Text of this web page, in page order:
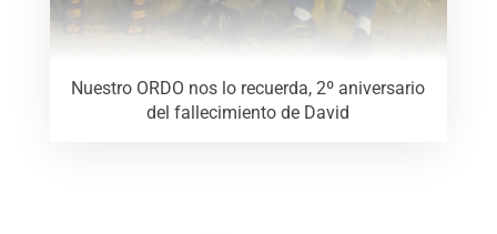
Nuestro ORDO nos lo recuerda, 2º aniversario
del fallecimiento de David